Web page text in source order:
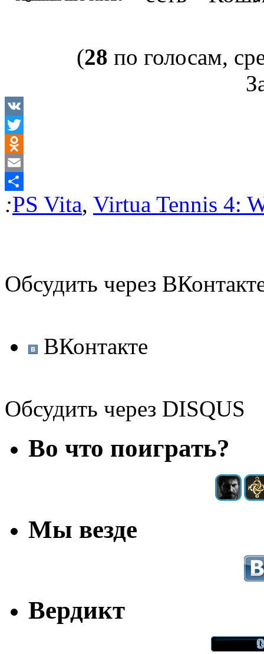
(28 по голосам,
VK
Twitter
Odnoklassniki
Email
Отправить
:PS Vita, Virtua Tennis 4:
Обсудить через
ВКонтакте
Обсудить через DISQUS
Во что поиграть?
Мы везде
Вердикт